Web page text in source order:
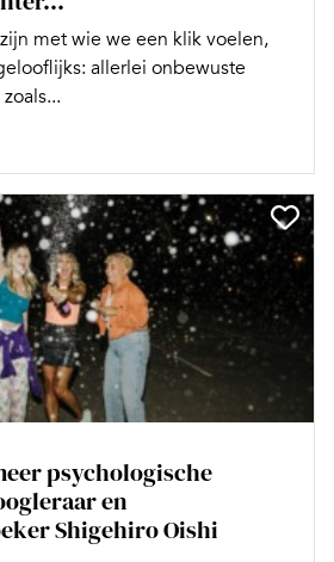
met wie we een klik voelen,
allerlei onbewuste
psychologische
en
Shigehiro Oishi